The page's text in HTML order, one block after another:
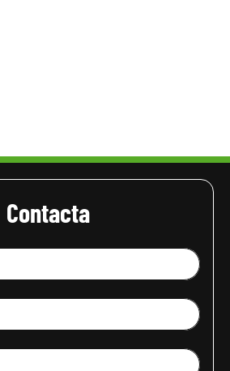
Contacta